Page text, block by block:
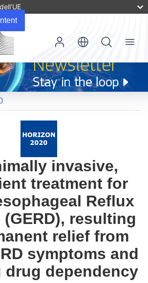
Menu
invasive,
treatment for
Reflux
(GERD), resulting
relief from
symptoms and
drug dependency